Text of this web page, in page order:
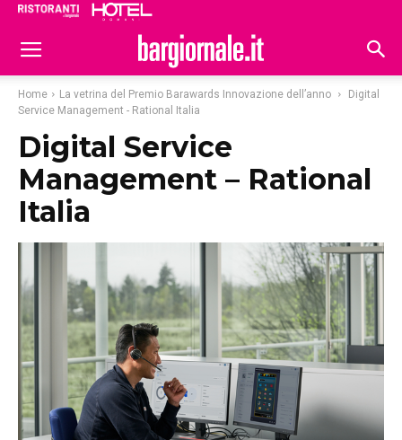
Home La vetrina del Premio Barawards Innovazione dell’anno
Digital
Service Management - Rational Italia
Digital Service
Management – Rational
Italia